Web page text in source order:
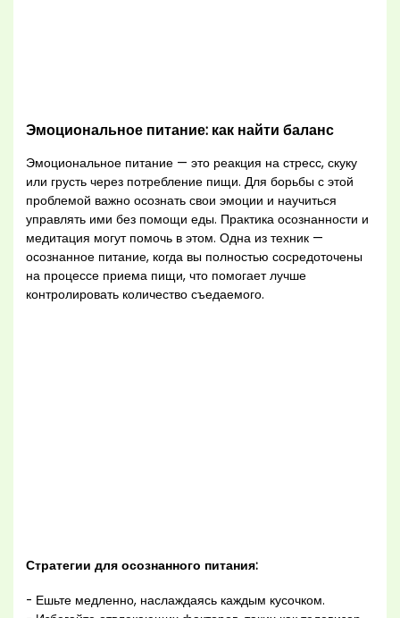
Эмоциональное питание: как найти баланс
Эмоциональное питание — это реакция на стресс, скуку
или грусть через потребление пищи. Для борьбы с этой
проблемой важно осознать свои эмоции и научиться
управлять ими без помощи еды. Практика осознанности и
медитация могут помочь в этом. Одна из техник —
осознанное питание, когда вы полностью сосредоточены
на процессе приема пищи, что помогает лучше
контролировать количество съедаемого.
Стратегии для осознанного питания:
- Ешьте медленно, наслаждаясь каждым кусочком.